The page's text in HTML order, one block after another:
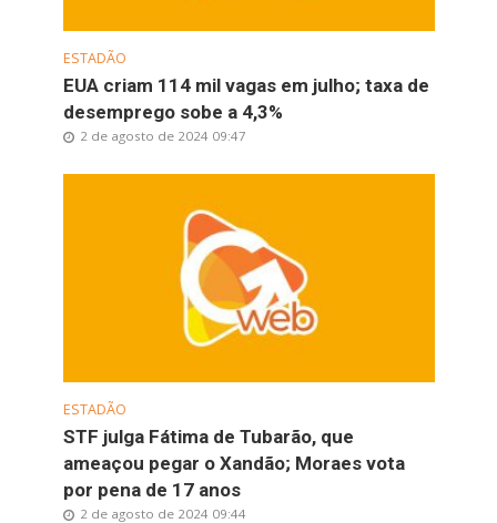
ESTADÃO
EUA criam 114 mil vagas em julho; taxa de
desemprego sobe a 4,3%
2 de agosto de 2024 09:47
ESTADÃO
STF julga Fátima de Tubarão, que
ameaçou pegar o Xandão; Moraes vota
por pena de 17 anos
2 de agosto de 2024 09:44